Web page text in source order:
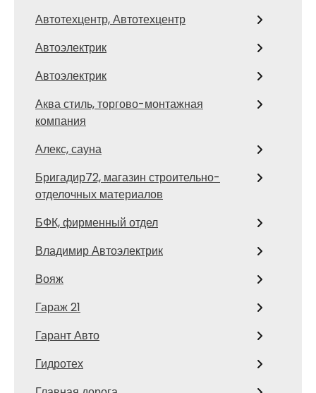
Автотехцентр, Автотехцентр
Автоэлектрик
Автоэлектрик
Аква стиль, торгово-монтажная
компания
Алекс, сауна
Бригадир72, магазин строительно-
отделочных материалов
БФК, фирменный отдел
Владимир Автоэлектрик
Вояж
Гараж 21
Гарант Авто
Гидротех